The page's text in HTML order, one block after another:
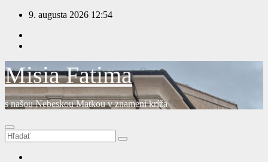
Prejsť
obsah
9. augusta 2026 12:54
Misia Fatima
s našou Nebeskou Matkou v znamení kríža